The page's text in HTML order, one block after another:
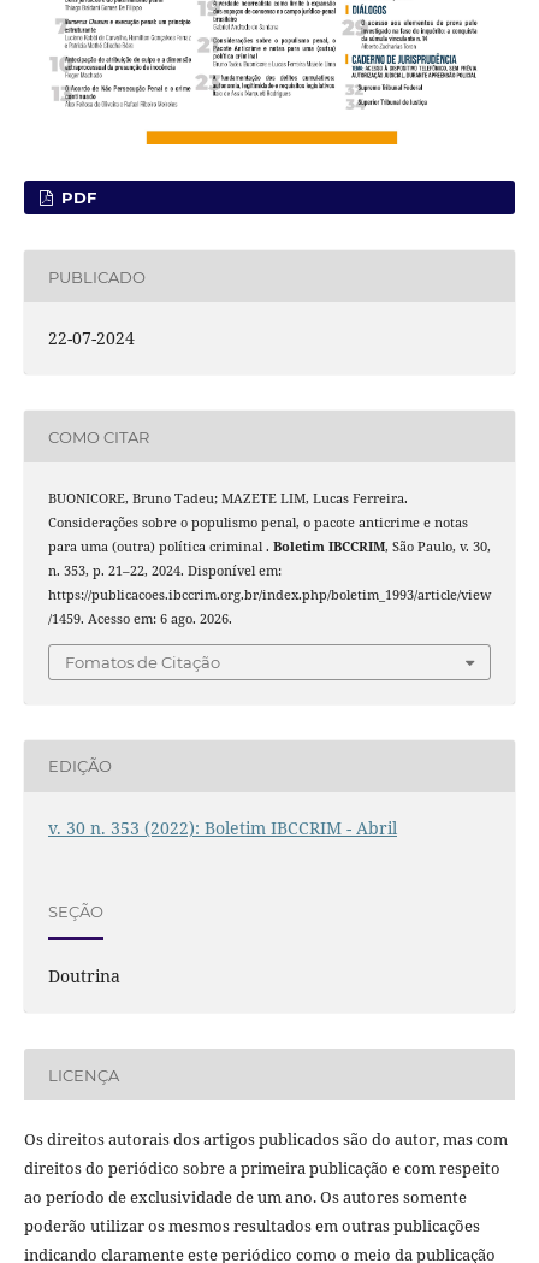
PDF
PUBLICADO
22-07-2024
COMO CITAR
BUONICORE, Bruno Tadeu; MAZETE LIM, Lucas Ferreira.
Considerações sobre o populismo penal, o pacote anticrime e notas
para uma (outra) política criminal . Boletim IBCCRIM, São Paulo, v. 30,
n. 353, p. 21–22, 2024. Disponível em:
https://publicacoes.ibccrim.org.br/index.php/boletim_1993/article/view
/1459. Acesso em: 6 ago. 2026.
Fomatos de Citação
EDIÇÃO
v. 30 n. 353 (2022): Boletim IBCCRIM - Abril
SEÇÃO
Doutrina
LICENÇA
Os direitos autorais dos artigos publicados são do autor, mas com
direitos do periódico sobre a primeira publicação e com respeito
ao período de exclusividade de um ano. Os autores somente
poderão utilizar os mesmos resultados em outras publicações
indicando claramente este periódico como o meio da publicação